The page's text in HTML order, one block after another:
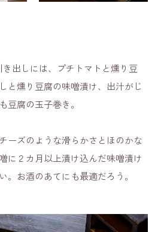
出しには、プチトマトと燻り豆
と燻り豆腐の味噌漬け、出汁がじ
豆腐の玉子巻き。
ーズのような滑らかさとほのかな
に２カ月以上漬け込んだ味噌漬け
。お酒のあてにも最適だろう。